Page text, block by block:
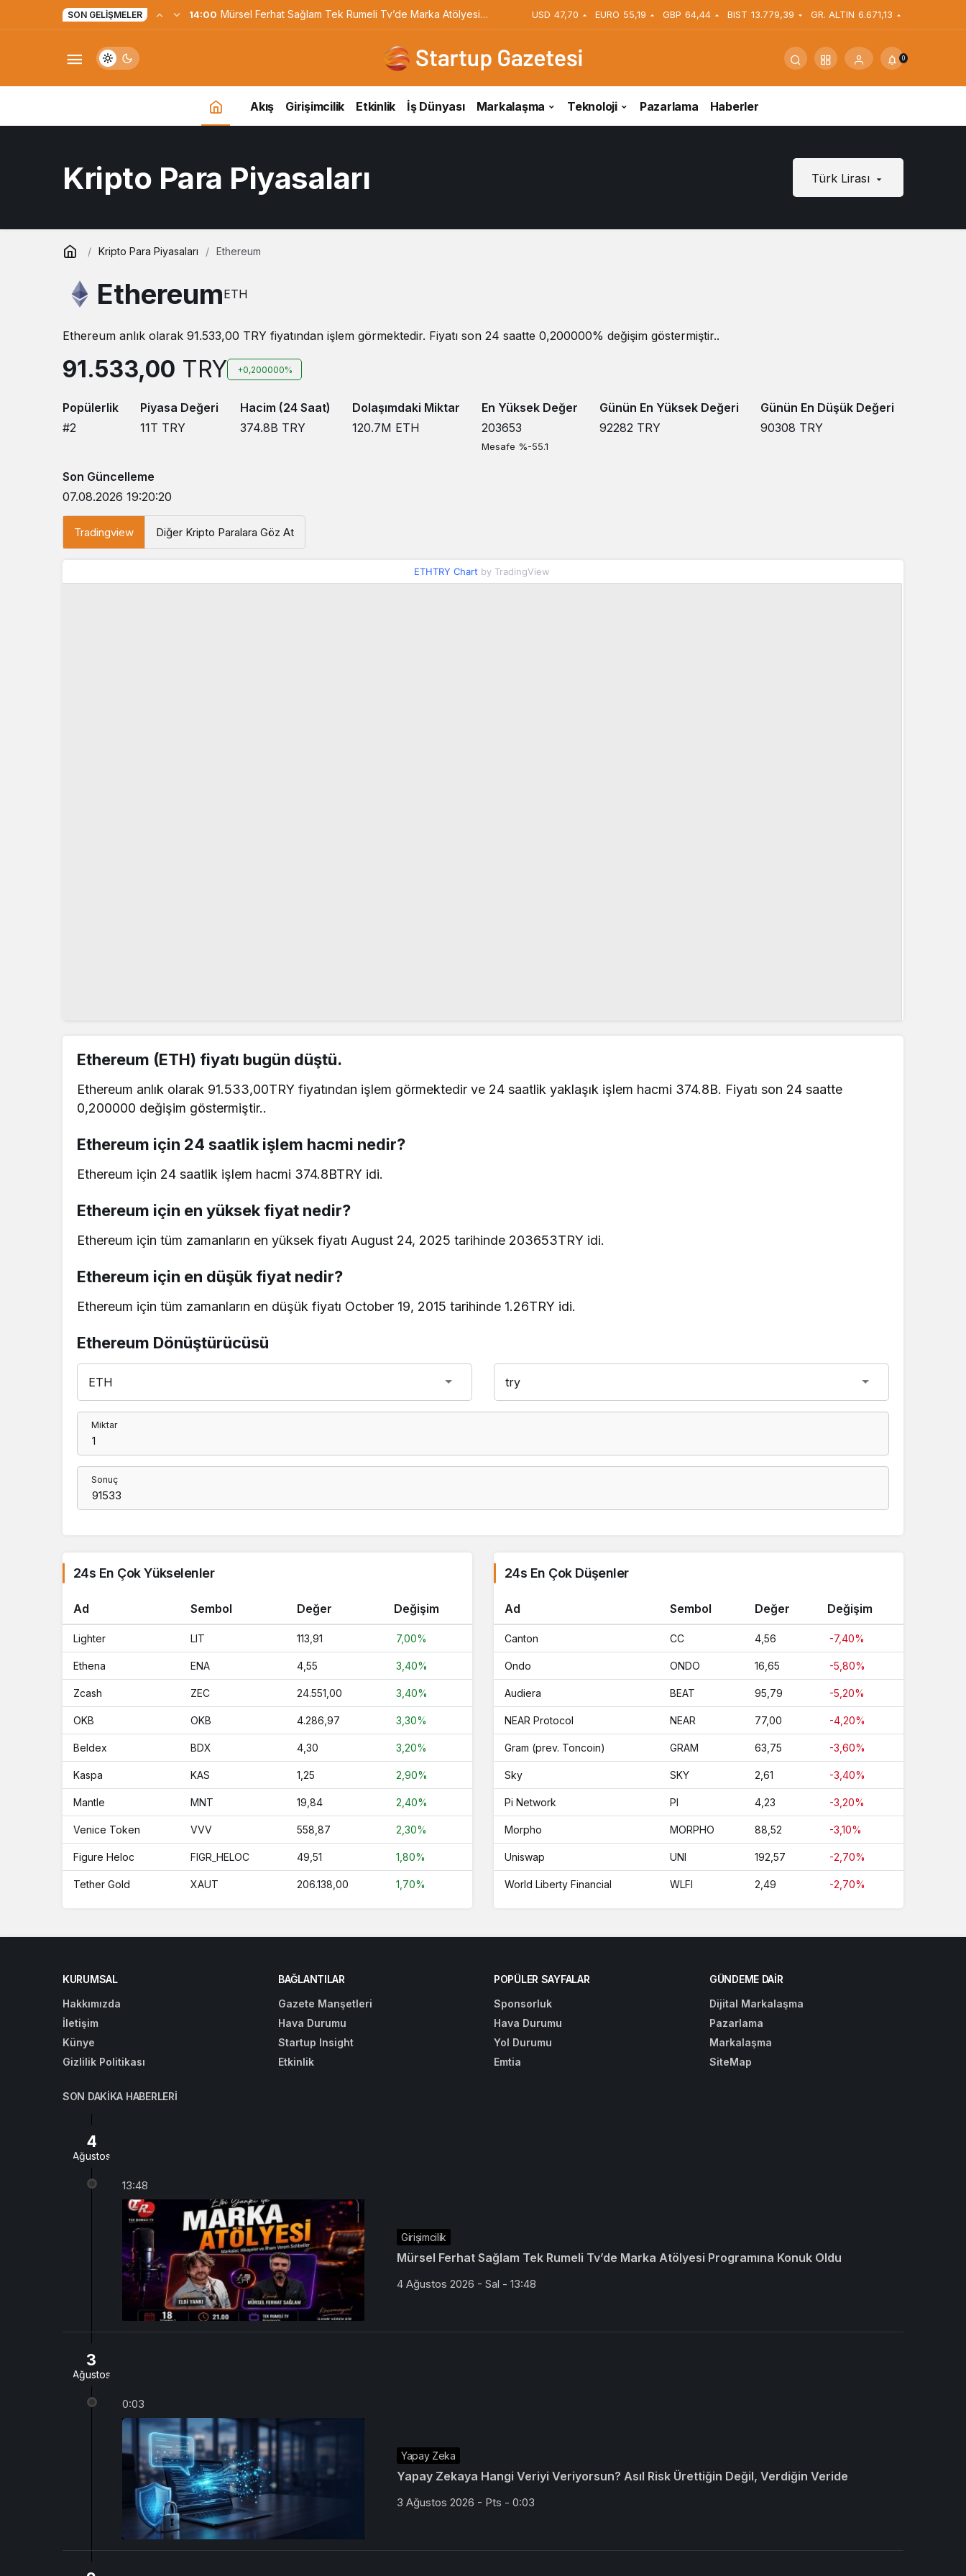
SON GELIŞMELER 0:23 Yapay Zekaya Hangi Veriyi Veriyorsun? Asıl Risk Ürettiğin USD 47,70 EURO 55,19 GBP 64,44 BIST 13.779,39 GR. ALTIN 6.671,13
0
Akış Girişimcilik Etkinlik İş Dünyası Markalaşma Teknoloji Pazarlama Haberler
Kripto Para Piyasaları Türk Lirası
Kripto Para Piyasaları Ethereum
EthereumETH
Ethereum anlık olarak 91.533,00 TRY fiyatından işlem görmektedir. Fiyatı son 24 saatte 0,200000% değişim göstermiştir..
91.533,00 TRY +0,200000%
Popülerlik
#2
Piyasa Değeri
11T TRY
Hacim (24 Saat)
374.8B TRY
Dolaşımdaki Miktar
120.7M ETH
En Yüksek Değer
203653
Mesafe %-55.1
Günün En Yüksek Değeri
92282 TRY
Günün En Düşük Değeri
90308 TRY
Son Güncelleme
07.08.2026 19:20:20
Tradingview Diğer Kripto Paralara Göz At
ETHTRY Chart by TradingView
Ethereum (ETH) fiyatı bugün düştü.
Ethereum anlık olarak 91.533,00TRY fiyatından işlem görmektedir ve 24 saatlik yaklaşık işlem hacmi 374.8B. Fiyatı son 24 saatte
0,200000 değişim göstermiştir..
Ethereum için 24 saatlik işlem hacmi nedir?
Ethereum için 24 saatlik işlem hacmi 374.8BTRY idi.
Ethereum için en yüksek fiyat nedir?
Ethereum için tüm zamanların en yüksek fiyatı August 24, 2025 tarihinde 203653TRY idi.
Ethereum için en düşük fiyat nedir?
Ethereum için tüm zamanların en düşük fiyatı October 19, 2015 tarihinde 1.26TRY idi.
Ethereum Dönüştürücüsü
Miktar
Sonuç
24s En Çok Yükselenler
Ad Sembol Değer Değişim
Lighter LIT 113,91 7,00%
Ethena ENA 4,55 3,40%
Zcash ZEC 24.551,00 3,40%
OKB OKB 4.286,97 3,30%
Beldex BDX 4,30 3,20%
Kaspa KAS 1,25 2,90%
Mantle MNT 19,84 2,40%
Venice Token VVV 558,87 2,30%
Figure Heloc FIGR_HELOC 49,51 1,80%
Tether Gold XAUT 206.138,00 1,70%
24s En Çok Düşenler
Ad Sembol Değer Değişim
Canton CC 4,56 -7,40%
Ondo ONDO 16,65 -5,80%
Audiera BEAT 95,79 -5,20%
NEAR Protocol NEAR 77,00 -4,20%
Gram (prev. Toncoin) GRAM 63,75 -3,60%
Sky SKY 2,61 -3,40%
Pi Network PI 4,23 -3,20%
Morpho MORPHO 88,52 -3,10%
Uniswap UNI 192,57 -2,70%
World Liberty Financial WLFI 2,49 -2,70%
KURUMSAL
Hakkımızda
İletişim
Künye
Gizlilik Politikası
BAĞLANTILAR
Gazete Manşetleri
Hava Durumu
Startup Insight
Etkinlik
POPÜLER SAYFALAR
Sponsorluk
Hava Durumu
Yol Durumu
Emtia
GÜNDEME DAIR
Dijital Markalaşma
Pazarlama
Markalaşma
SiteMap
SON DAKIKA HABERLERI
4
Ağustos
13:48
Girişimcilik
Mürsel Ferhat Sağlam Tek Rumeli Tv’de Marka Atölyesi Programına Konuk Oldu
4 Ağustos 2026 - Sal - 13:48
3
Ağustos
0:03
Yapay Zeka
Yapay Zekaya Hangi Veriyi Veriyorsun? Asıl Risk Ürettiğin Değil, Verdiğin Veride
3 Ağustos 2026 - Pts - 0:03